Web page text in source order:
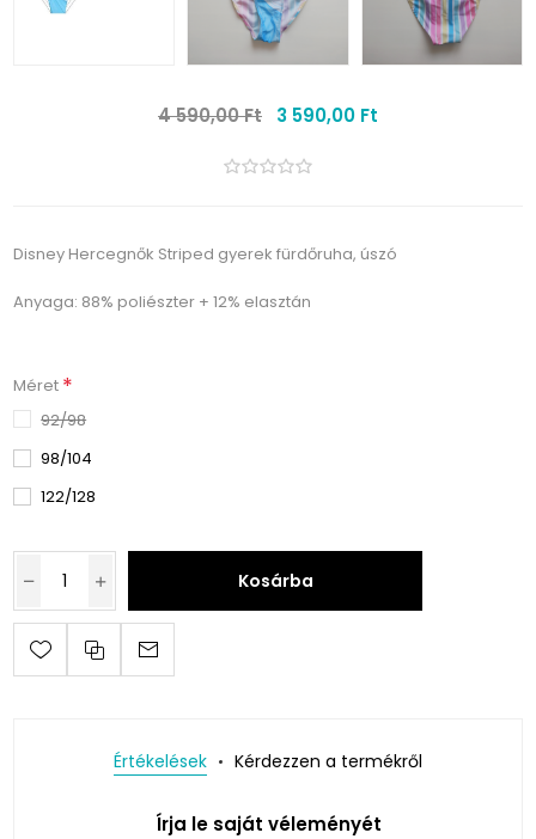
4 590,00 Ft 3 590,00 Ft
Disney Hercegnők Striped gyerek fürdőruha, úszó
Anyaga: 88% poliészter + 12% elasztán
Méret *
92/98
98/104
122/128
Kosárba
Értékelések Kérdezzen a termékről
Írja le saját véleményét